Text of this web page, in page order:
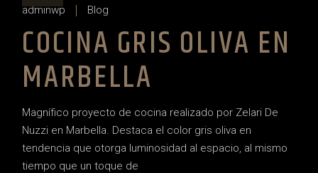
adminwp
Blog
COCINA GRIS OLIVA EN
MARBELLA
Magnífico proyecto de cocina realizado por Zelari De
Nuzzi en Marbella. Destaca el color gris oliva en
tendencia que otorga luminosidad al espacio, al mismo
tiempo que un toque de